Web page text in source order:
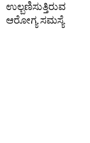
ಉಲ್ಬಣಿಸುತ್ತಿರುವ
ಆರೋಗ್ಯ ಸಮಸ್ಯೆ